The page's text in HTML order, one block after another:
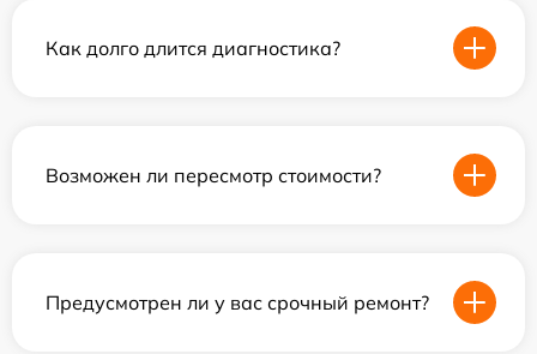
Как долго длится диагностика?
Возможен ли пересмотр стоимости?
Предусмотрен ли у вас срочный ремонт?